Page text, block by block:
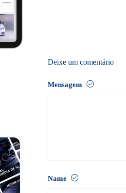
Deixe um comentário
Mensagem
Name